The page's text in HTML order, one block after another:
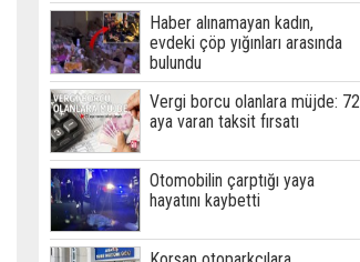
Haber alınamayan kadın,
evdeki çöp yığınları arasında
bulundu
Vergi borcu olanlara müjde: 72
aya varan taksit fırsatı
Otomobilin çarptığı yaya
hayatını kaybetti